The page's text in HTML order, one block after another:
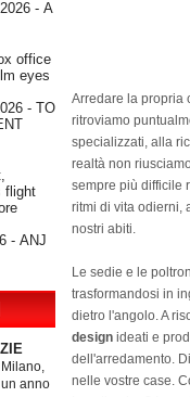
- A
office
eyes
- TO
flight
- ANJ
Milano,
un anno
Arredare la propria
ritroviamo
specializzati, alla
realtà non
sempre più difficile
ritmi di vita odierni,
nostri abiti.
Le sedie e le
trasformandosi in
dietro l'angolo. A
design ideati e
dell'arredamento.
nelle vostre case.